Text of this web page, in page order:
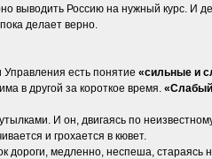
выводить Россию на нужный курс. И
делает верно.
есть понятие «сильные и
в другой за короткое время.
И он, двигаясь по
и грохается в кювет.
дороги, медленно, неспеша,